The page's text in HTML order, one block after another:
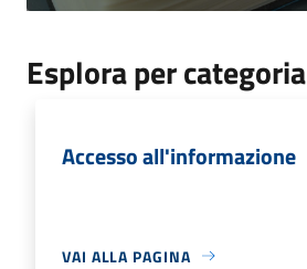
Esplora per categoria
Accesso all'informazione
VAI ALLA PAGINA